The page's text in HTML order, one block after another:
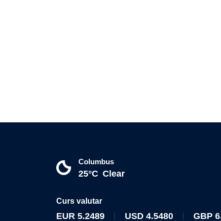
Columbus
25°C Clear
Curs valutar
EUR 5.2489 USD 4.5480 GBP